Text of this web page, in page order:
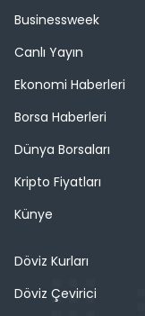
Businessweek
Canlı Yayın
Ekonomi Haberleri
Borsa Haberleri
Dünya Borsaları
Kripto Fiyatları
Künye
Döviz Kurları
Döviz Çevirici